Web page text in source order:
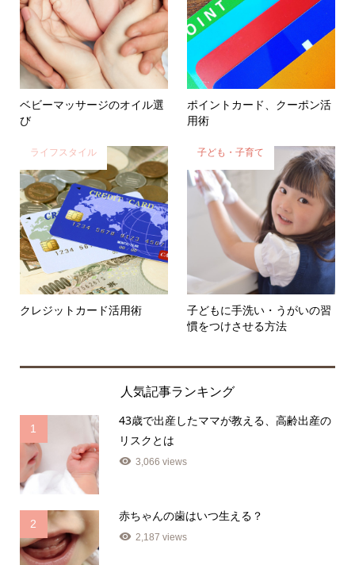
ベビーマッサージのオイル選
び
ポイントカード、クーポン活
用術
ライフスタイル
クレジットカード活用術
子ども・子育て
子どもに手洗い・うがいの習
慣をつけさせる方法
人気記事ランキング
1
43歳で出産したママが教える、高齢出産の
リスクとは
3,066 views
2
赤ちゃんの歯はいつ生える？
2,187 views